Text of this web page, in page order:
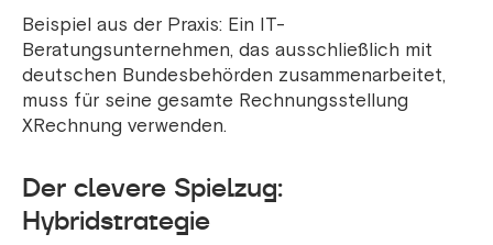
Beispiel aus der Praxis: Ein IT-
Beratungsunternehmen, das ausschließlich mit
deutschen Bundesbehörden zusammenarbeitet,
muss für seine gesamte Rechnungsstellung
XRechnung verwenden.
Der clevere Spielzug:
Hybridstrategie